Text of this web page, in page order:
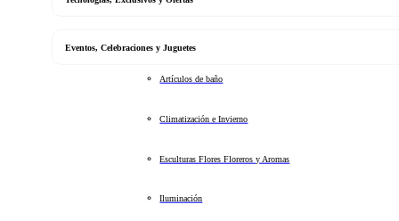
Eventos, Celebraciones y Juguetes
Artículos de baño
Climatización e Invierno
Esculturas Flores Floreros y Aromas
Iluminación